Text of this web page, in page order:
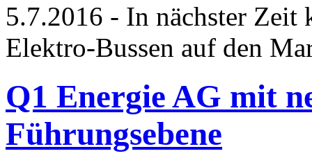
5.7.2016 - In nächster Zeit
Elektro-Bussen auf den
Q1 Energie AG mit
Führungsebene